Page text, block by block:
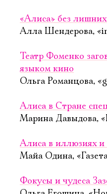
«Алиса» без
Алла Шендерова,
Театр Фоменко
языком кино
Ольга Романцова,
Алиса в Стране
Марина Давыдова,
Алиса в иллюзиях и
Майа Одина,
Фокусы и чудеса